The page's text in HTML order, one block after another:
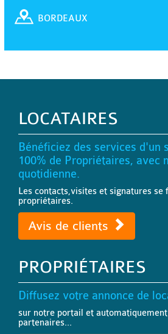
BORDEAUX
LOCATAIRES
Bénéficiez des services d'un
100% de Propriétaires, avec
quotidienne.
Les contacts,visites et signatures
propriétaires.
Avis de clients
PROPRIÉTAIRES
Diffusez votre annonce de
sur notre portail et
partenaires...